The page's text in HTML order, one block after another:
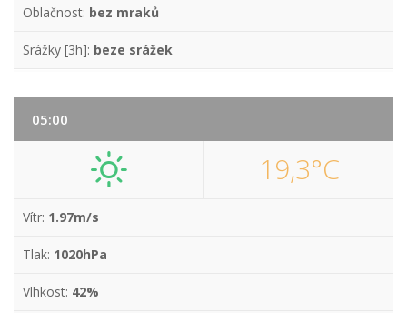
Oblačnost: bez mraků
Srážky [3h]: beze srážek
05:00
19,3°C
Vítr: 1.97m/s
Tlak: 1020hPa
Vlhkost: 42%